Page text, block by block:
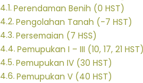
Perendaman Benih (0 HST)
Pengolahan Tanah (-7 HST)
Persemaian (7 HSS)
Pemupukan I – III (10, 17, 21 HST)
Pemupukan IV (30 HST)
Pemupukan V (40 HST)